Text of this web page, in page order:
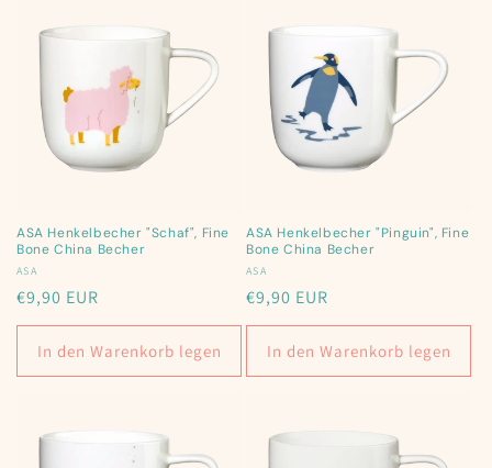
:
ASA Henkelbecher "Schaf", Fine
Bone China Becher
Anbieter:
ASA
Normaler
Preis
€9,90 EUR
In den Warenkorb legen
ASA Henkelbecher "Pinguin", Fine
Bone China Becher
Anbieter:
ASA
Normaler
Preis
€9,90 EUR
In den Warenkorb legen